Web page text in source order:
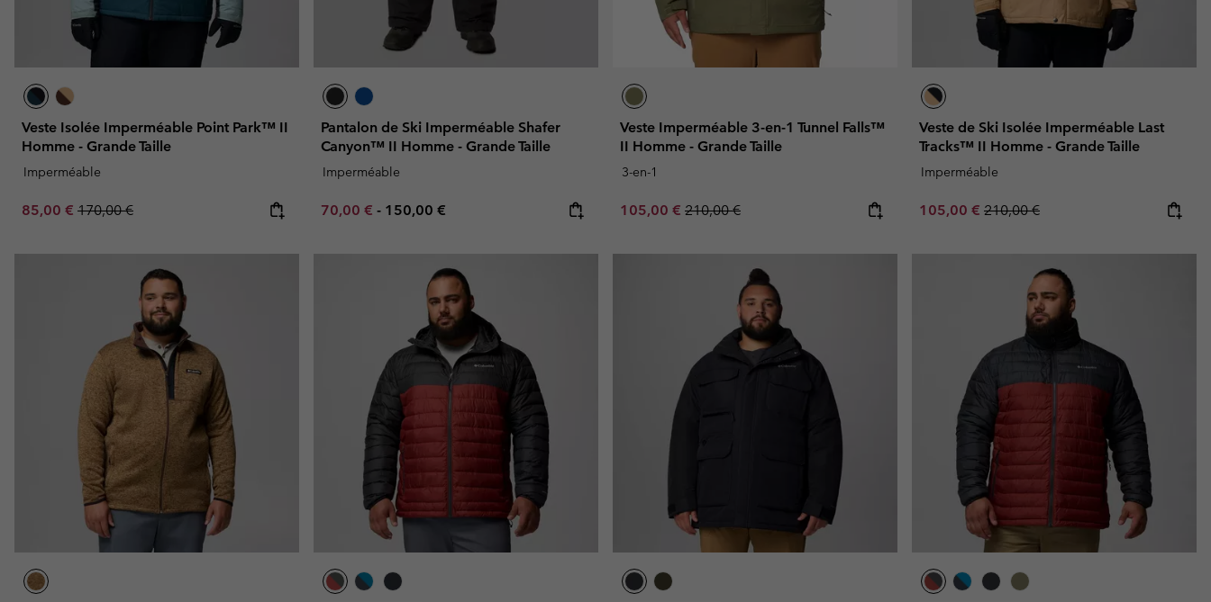
Veste Isolée Imperméable Point Park™ II
Homme - Grande Taille
Imperméable
Sale price:
85,00 € Regular price:
170,00 €
Pantalon de Ski Imperméable Shafer
Canyon™ II Homme - Grande Taille
Imperméable
Minimum sale price:
70,00 € - Maximum price:
150,00 €
Veste Imperméable 3-en-1 Tunnel Falls™
II Homme - Grande Taille
3-en-1
Sale price:
105,00 € Regular price:
210,00 €
Veste de Ski Isolée Imperméable Last
Tracks™ II Homme - Grande Taille
Imperméable
Sale price:
105,00 € Regular price:
210,00 €